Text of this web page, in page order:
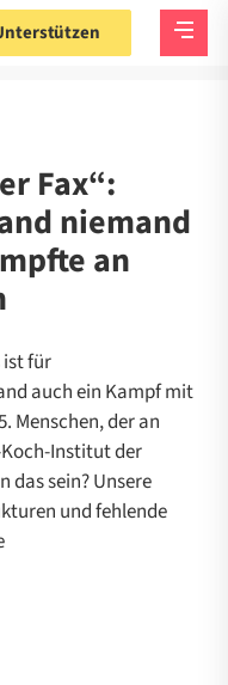
Fax“:
niemand
an
ist für
auch ein Kampf mit
Menschen, der an
Institut der
das sein? Unsere
und fehlende